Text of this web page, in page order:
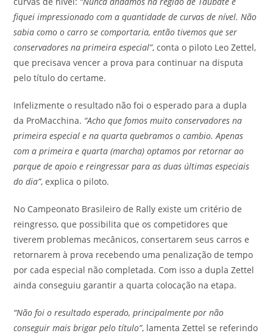
fiquei impressionado com a quantidade de curvas de nível. Não
sabia como o carro se comportaria, então tivemos que ser
conservadores na primeira especial”, conta o piloto Leo Zettel,
que precisava vencer a prova para continuar na disputa
pelo título do certame.
Infelizmente o resultado não foi o esperado para a dupla
da ProMacchina. “Acho que fomos muito conservadores na
primeira especial e na quarta quebramos o cambio. Apenas
com a primeira e quarta (marcha) optamos por retornar ao
parque de apoio e reingressar para as duas últimas especiais
do dia”, explica o piloto.
No Campeonato Brasileiro de Rally existe um critério de
reingresso, que possibilita que os competidores que
tiverem problemas mecânicos, consertarem seus carros e
retornarem à prova recebendo uma penalização de tempo
por cada especial não completada. Com isso a dupla Zettel
ainda conseguiu garantir a quarta colocação na etapa.
“Não foi o resultado esperado, principalmente por não
conseguir mais brigar pelo título”, lamenta Zettel se referindo